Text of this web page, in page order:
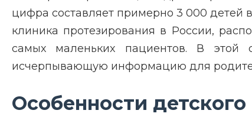
цифра составляет примерно 3 000 детей
клиника протезирования в России,
самых маленьких пациентов. В этой
исчерпывающую информацию для
Особенности